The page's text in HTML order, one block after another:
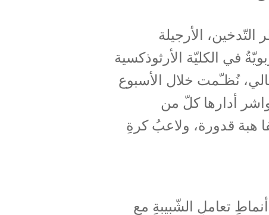
الأرجيلة
في الكليّة الأرثوذكسية
نُظـّمت خلال الأسبوع
أدارها كلّ من
هبة قدورة، ولاعبُ كرةِ
تعاملِ الشّبيبةِ مع